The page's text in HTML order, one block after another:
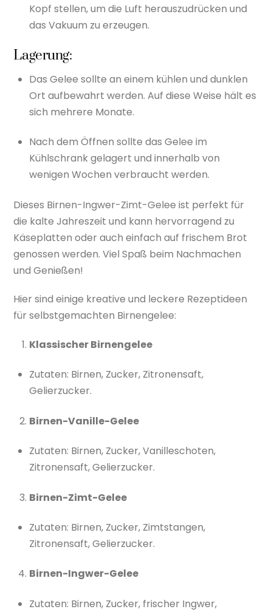
Kopf stellen, um die Luft herauszudrücken und
das Vakuum zu erzeugen.
Lagerung:
Das Gelee sollte an einem kühlen und dunklen
Ort aufbewahrt werden. Auf diese Weise hält es
sich mehrere Monate.
Nach dem Öffnen sollte das Gelee im
Kühlschrank gelagert und innerhalb von
wenigen Wochen verbraucht werden.
Dieses Birnen-Ingwer-Zimt-Gelee ist perfekt für
die kalte Jahreszeit und kann hervorragend zu
Käseplatten oder auch einfach auf frischem Brot
genossen werden. Viel Spaß beim Nachmachen
und Genießen!
Hier sind einige kreative und leckere Rezeptideen
für selbstgemachten Birnengelee:
Klassischer Birnengelee
Zutaten: Birnen, Zucker, Zitronensaft,
Gelierzucker.
Birnen-Vanille-Gelee
Zutaten: Birnen, Zucker, Vanilleschoten,
Zitronensaft, Gelierzucker.
Birnen-Zimt-Gelee
Zutaten: Birnen, Zucker, Zimtstangen,
Zitronensaft, Gelierzucker.
Birnen-Ingwer-Gelee
Zutaten: Birnen, Zucker, frischer Ingwer,